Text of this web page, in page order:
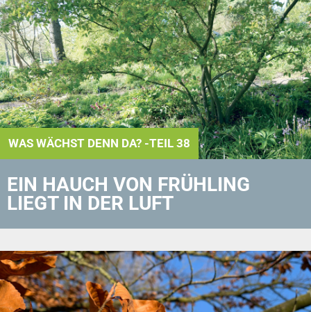
WAS WÄCHST DENN DA? -TEIL 38
EIN HAUCH VON FRÜHLING
LIEGT IN DER LUFT